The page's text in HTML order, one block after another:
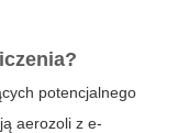
potencjalnego
aerozoli z e-